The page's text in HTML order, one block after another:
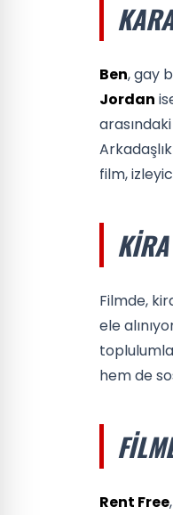
Ben, gay
Jordan
film,
Filmde,
ele
hem de
Rent Free